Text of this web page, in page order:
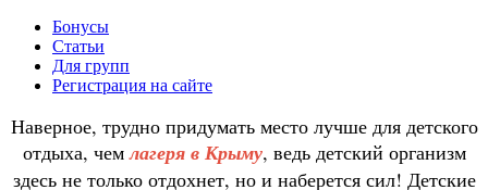
Бонусы
Статьи
Для групп
Регистрация на сайте
Наверное, трудно придумать место лучше для детского
отдыха, чемлагеря в Крыму, ведь детский организм
здесь не только отдохнет, но и наберется сил! Детские